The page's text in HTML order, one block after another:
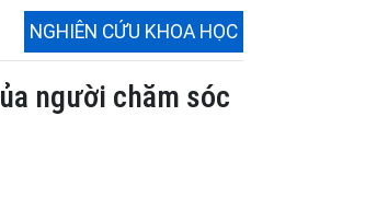
NGHIÊN CỨU KHOA HỌC
người chăm sóc